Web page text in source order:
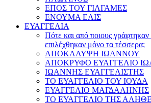
ΕΠΟΣ ΤΟΥ ΓΙΛΓΑΜΕΣ
ΕΝΟΥΜΑ ΕΛΙΣ
ΕΥΑΓΓΕΛΙΑ
Πότε και από ποιους γράφτηκαν
επιλέχθηκαν μόνο τα τέσσερα;
ΑΠΟΚΑΛΥΨΗ ΙΩΑΝΝΟΥ
ΑΠΟΚΡΥΦΟ ΕΥΑΓΓΕΛΙΟ
ΙΩΑΝΝΗΣ ΕΥΑΓΓΕΛΙΣΤΗΣ
ΤΟ ΕΥΑΓΓΕΛΙΟ ΤΟΥ ΙΟΥΔΑ
ΕΥΑΓΓΕΛΙΟ ΜΑΓΔΑΛΗΝΗΣ
ΤΟ ΕΥΑΓΓΕΛΙΟ ΤΗΣ